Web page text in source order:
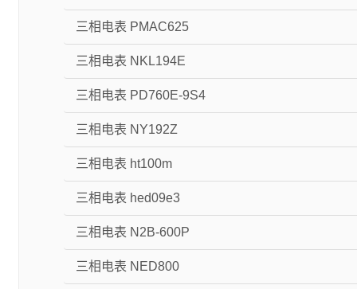
三相电表 PMAC625
三相电表 NKL194E
三相电表 PD760E-9S4
三相电表 NY192Z
三相电表 ht100m
三相电表 hed09e3
三相电表 N2B-600P
三相电表 NED800